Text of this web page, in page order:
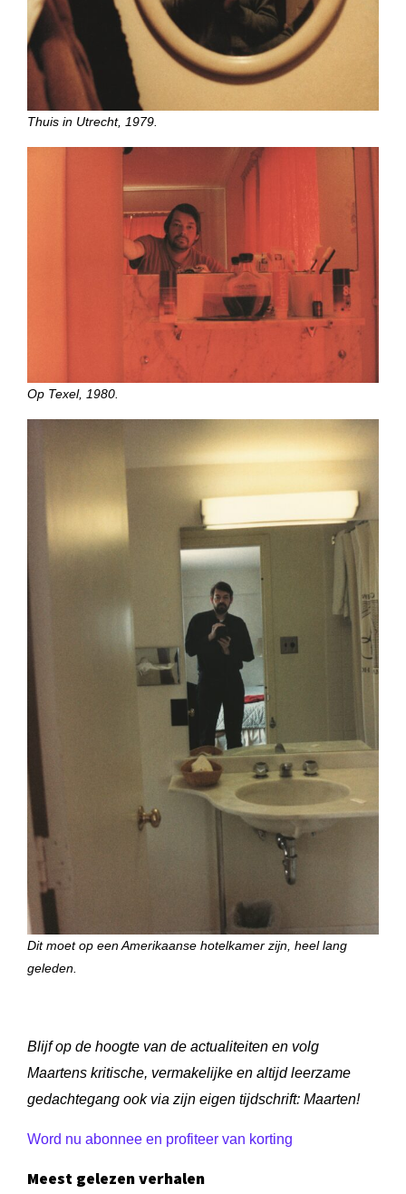
Thuis in Utrecht, 1979.
Op Texel, 1980.
Dit moet op een Amerikaanse hotelkamer zijn, heel lang
geleden.
Blijf op de hoogte van de actualiteiten en volg
Maartens kritische, vermakelijke en altijd leerzame
gedachtegang ook via zijn eigen tijdschrift: Maarten!
Word nu abonnee en profiteer van korting
Meest gelezen verhalen